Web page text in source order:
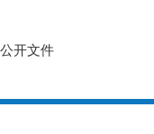
开文件